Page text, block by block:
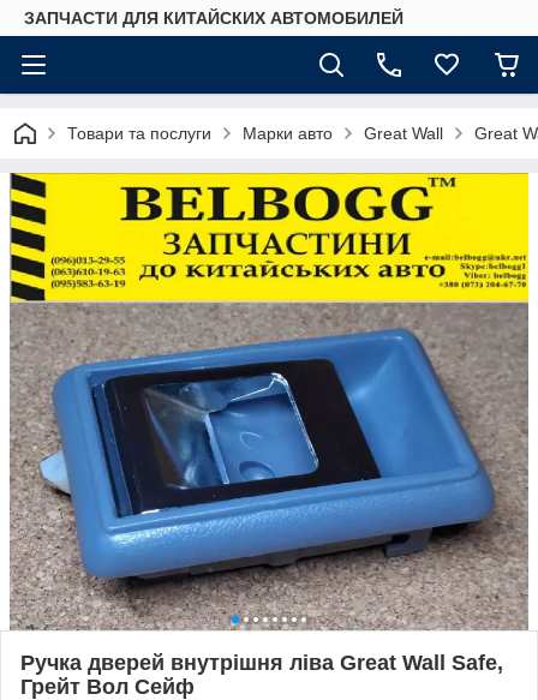
ЗАПЧАСТИ ДЛЯ КИТАЙСКИХ АВТОМОБИЛЕЙ
Товари та послуги Марки авто Great Wall Great
Ручка дверей внутрішня ліва Great Wall Safe,
Грейт Вол Сейф